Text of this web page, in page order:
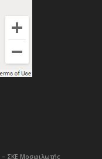
ΣΚΕ Μοσφιλωτής